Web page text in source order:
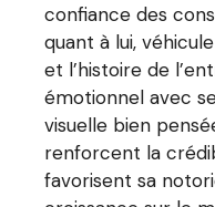
confiance des
quant à lui,
et l’histoire de
émotionnel avec
visuelle bien
renforcent la
favorisent sa